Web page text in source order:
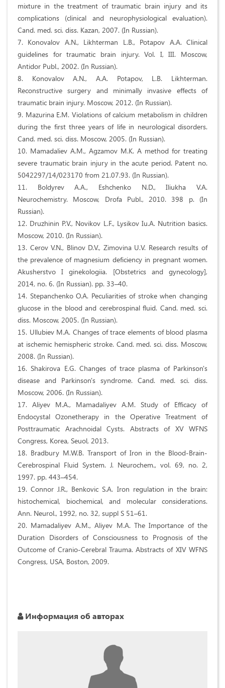
mixture in the treatment of traumatic brain injury and its
complications (clinical and neurophysiological evaluation).
Cand. med. sci. diss. Kazan, 2007. (In Russian).
7. Konovalov A.N., Likhterman L.B., Potapov A.A. Clinical
guidelines for traumatic brain injury. Vol. I, III. Moscow,
Antidor Publ., 2002. (In Russian).
8. Konovalov A.N., A.A. Potapov, L.B. Likhterman.
Reconstructive surgery and minimally invasive effects of
traumatic brain injury. Moscow, 2012. (In Russian).
9. Mazurina E.M. Violations of calcium metabolism in children
during the first three years of life in neurological disorders.
Cand. med. sci. diss. Moscow, 2005. (In Russian).
10. Mamadaliev A.M., Agzamov M.K. A method for treating
severe traumatic brain injury in the acute period. Patent no.
5042297/14/023170 from 21.07.93. (In Russian).
11. Boldyrev A.A., Eshchenko N.D., Iliukha V.A.
Neurochemistry. Moscow, Drofa Publ., 2010. 398 p. (In
Russian).
12. Druzhinin P.V., Novikov L.F., Lysikov Iu.A. Nutrition basics.
Moscow, 2010. (In Russian).
13. Cerov V.N., Blinov D.V., Zimovina U.V. Research results of
the prevalence of magnesium deficiency in pregnant women.
Akusherstvo I ginekologiia. [Obstetrics and gynecology],
2014, no. 6. (In Russian). pp. 33–40.
14. Stepanchenko O.A. Peculiarities of stroke when changing
glucose in the blood and cerebrospinal fluid. Cand. med. sci.
diss. Moscow, 2005. (In Russian).
15. Ullubiev M.A. Changes of trace elements of blood plasma
at ischemic hemispheric stroke. Cand. med. sci. diss. Moscow,
2008. (In Russian).
16. Shakirova E.G. Changes of trace plasma of Parkinson's
disease and Parkinson's syndrome. Cand. med. sci. diss.
Moscow, 2006. (In Russian).
17. Aliyev M.A., Mamadaliyev A.M. Study of Efficacy of
Endocystal Ozonetherapy in the Operative Treatment of
Posttraumatic Arachnoidal Cysts. Abstracts of XV WFNS
Congress, Korea, Seuol, 2013.
18. Bradbury M.W.B. Transport of Iron in the Blood-Brain-
Cerebrospinal Fluid System. J. Neurochem., vol. 69, no. 2,
1997. pp. 443–454.
19. Connor J.R., Benkovic S.A. Iron regulation in the brain:
histochemical, biochemical, and molecular considerations.
Ann. Neurol., 1992, no. 32, suppl S 51–61.
20. Mamadaliyev A.M., Aliyev M.A. The Importance of the
Duration Disorders of Consciousness to Prognosis of the
Outcome of Cranio-Cerebral Trauma. Abstracts of XIV WFNS
Congress, USA, Boston, 2009.
Информация об авторах